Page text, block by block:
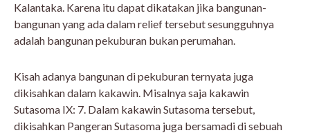
Kalantaka. Karena itu dapat dikatakan jika bangunan-
bangunan yang ada dalam relief tersebut sesungguhnya
adalah bangunan pekuburan bukan perumahan.
Kisah adanya bangunan di pekuburan ternyata juga
dikisahkan dalam kakawin. Misalnya saja kakawin
Sutasoma IX: 7. Dalam kakawin Sutasoma tersebut,
dikisahkan Pangeran Sutasoma juga bersamadi di sebuah